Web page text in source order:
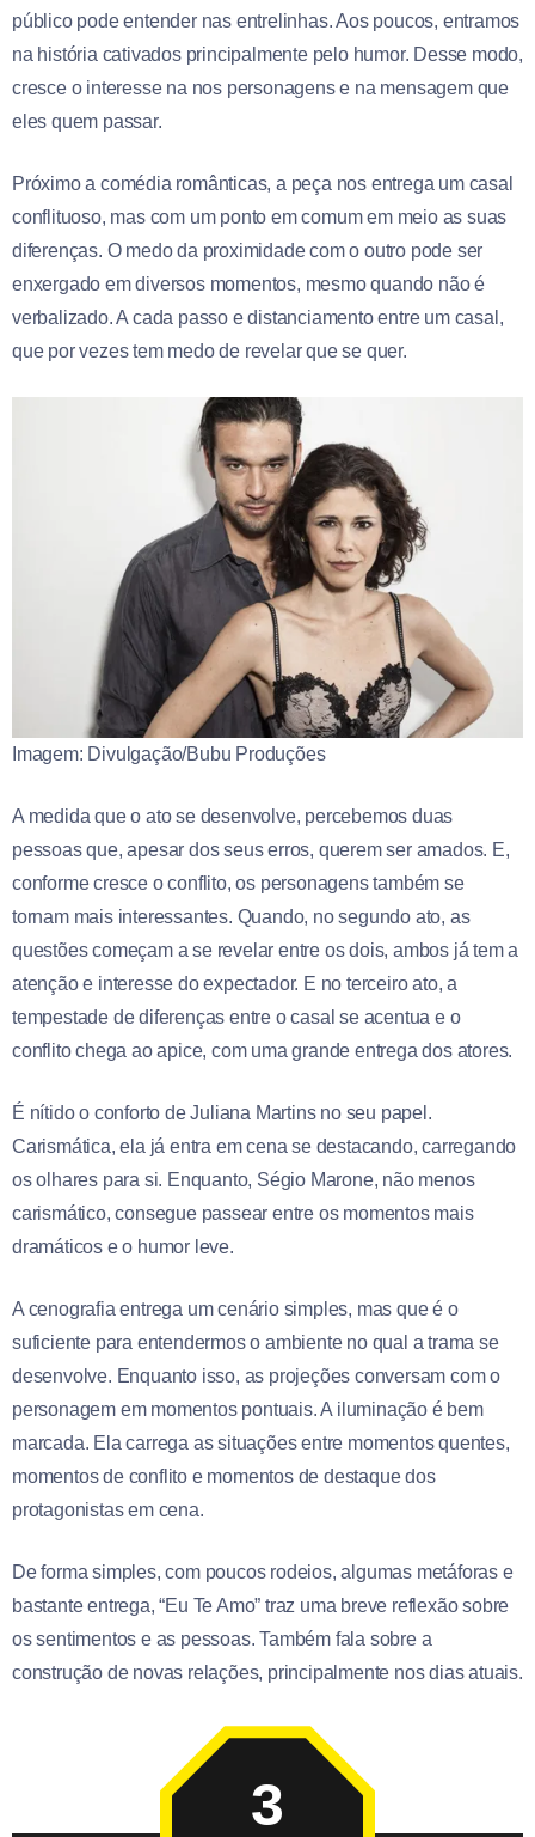
público pode entender nas entrelinhas. Aos poucos, entramos
na história cativados principalmente pelo humor. Desse modo,
cresce o interesse na nos personagens e na mensagem que
eles quem passar.
Próximo a comédia românticas, a peça nos entrega um casal
conflituoso, mas com um ponto em comum em meio as suas
diferenças. O medo da proximidade com o outro pode ser
enxergado em diversos momentos, mesmo quando não é
verbalizado. A cada passo e distanciamento entre um casal,
que por vezes tem medo de revelar que se quer.
Imagem: Divulgação/Bubu Produções
A medida que o ato se desenvolve, percebemos duas
pessoas que, apesar dos seus erros, querem ser amados. E,
conforme cresce o conflito, os personagens também se
tornam mais interessantes. Quando, no segundo ato, as
questões começam a se revelar entre os dois, ambos já tem a
atenção e interesse do expectador. E no terceiro ato, a
tempestade de diferenças entre o casal se acentua e o
conflito chega ao apice, com uma grande entrega dos atores.
É nítido o conforto de Juliana Martins no seu papel.
Carismática, ela já entra em cena se destacando, carregando
os olhares para si. Enquanto, Ségio Marone, não menos
carismático, consegue passear entre os momentos mais
dramáticos e o humor leve.
A cenografia entrega um cenário simples, mas que é o
suficiente para entendermos o ambiente no qual a trama se
desenvolve. Enquanto isso, as projeções conversam com o
personagem em momentos pontuais. A iluminação é bem
marcada. Ela carrega as situações entre momentos quentes,
momentos de conflito e momentos de destaque dos
protagonistas em cena.
De forma simples, com poucos rodeios, algumas metáforas e
bastante entrega, “Eu Te Amo” traz uma breve reflexão sobre
os sentimentos e as pessoas. Também fala sobre a
construção de novas relações, principalmente nos dias atuais.
3